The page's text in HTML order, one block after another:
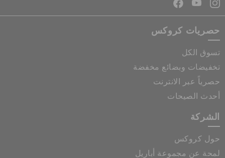
حصريات كروكس
تسوق الكل
تخفيضات وبضائع مخفضة
حصرياً عبر الانترنت
أحدث الصيحات
الشركة
حول كروكس
لمحة عن مجموعة أباريل